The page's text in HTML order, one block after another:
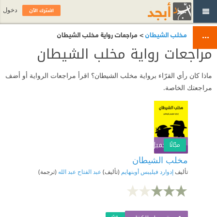
مخلب الشيطان> مراجعات رواية مخلب الشيطان
مراجعات رواية مخلب الشيطان
ماذا كان رأي القرّاء برواية مخلب الشيطان؟ اقرأ مراجعات الرواية أو أضف
مراجعتك الخاصة.
تحميل الكتابمجّانًا
مخلب الشيطان
تأليفإدوارد فيليبس أوبنهايم (تأليف) عبد الفتاح عبد الله (ترجمة)
اشترك الآن دخول